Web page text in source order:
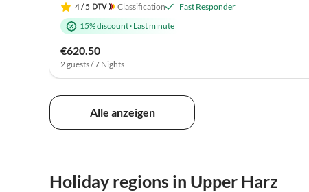
4/ 5 Classification
Fast Responder
15% discount· Last minute
€620.50
2 guests / 7 Nights
Alle anzeigen
Holiday regions in Upper Harz